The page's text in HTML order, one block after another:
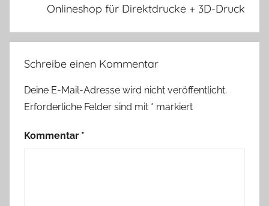
Onlineshop für Direktdrucke + 3D-Druck
Schreibe einen Kommentar
Deine E-Mail-Adresse wird nicht veröffentlicht.
Erforderliche Felder sind mit * markiert
Kommentar *